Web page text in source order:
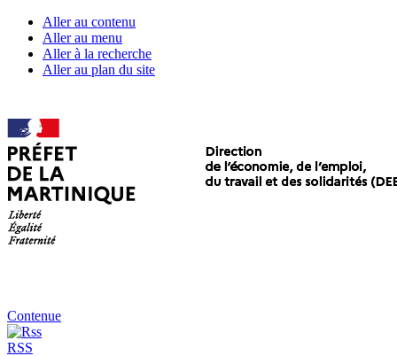
Aller au contenu
Aller au menu
Aller à la recherche
Aller au plan du site
Contenue
RSS